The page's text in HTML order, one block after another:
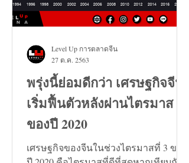
พรุ่งนี้ย่อมดีกว่า เศรษฐกิจจีน
เริ่มฟื้นตัวหลังผ่านไตรมาส 3
ของปี 2020
เศรษฐกิจของจีนในช่วงไตรมาสที่ 3 ของ
Level Up การตลาดจีน
27 ต.ค. 2563